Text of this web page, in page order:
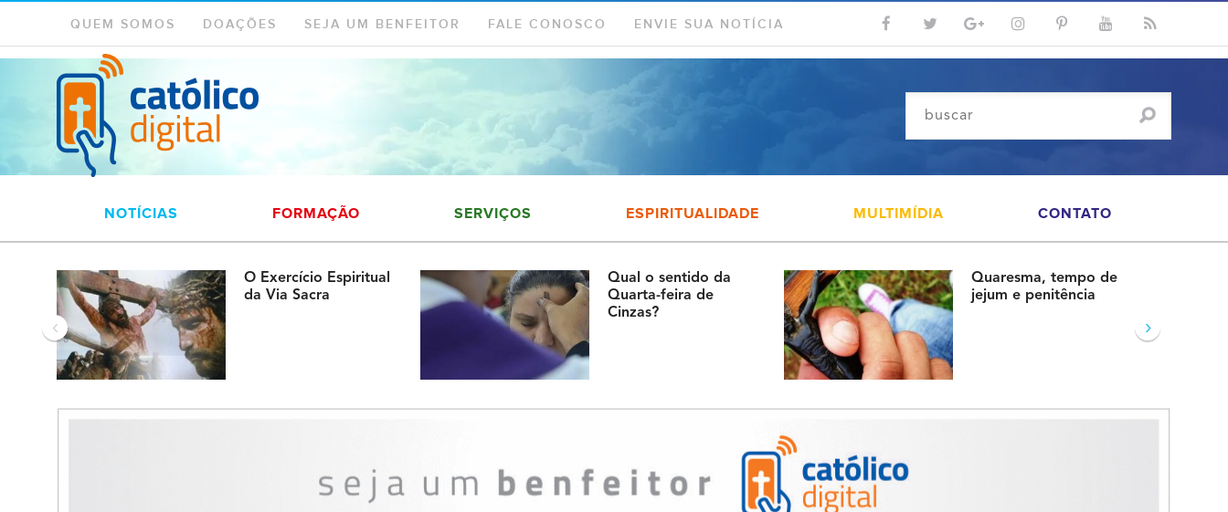
QUEM SOMOS DOAÇÕES SEJA UM BENFEITOR FALE CONOSCO ENVIE SUA NOTÍCIA
NOTÍCIAS FORMAÇÃO SERVIÇOS ESPIRITUALIDADE MULTIMÍDIA CONTATO
O Exercício Espiritual
da Via Sacra
Qual o sentido da
Quarta-feira de
Cinzas?
Quaresma, tempo de
jejum e penitência
‹ ›